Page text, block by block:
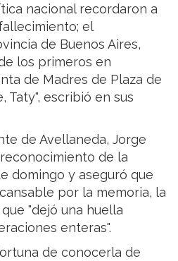
nacional recordaron a
el
de Buenos Aires,
los primeros en
de Madres de Plaza de
Taty", escribió en sus
de Avellaneda, Jorge
de la
domingo y aseguró que
por la memoria, la
"dejó una huella
enteras".
de conocerla de